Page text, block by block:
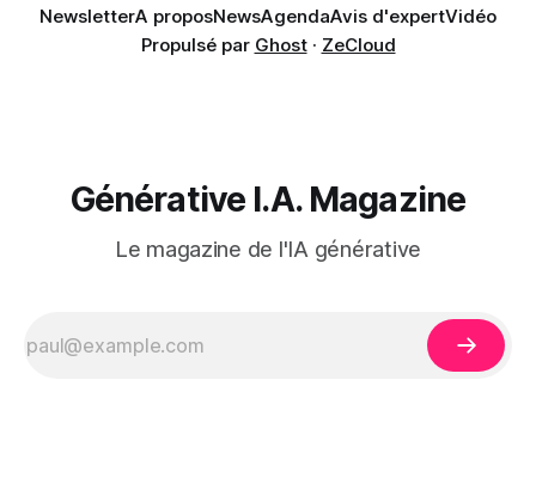
NewsletterA proposNewsAgendaAvis d'expertVidéo
Propulsé par Ghost· ZeCloud
Générative I.A. Magazine
Le magazine de l'IA générative